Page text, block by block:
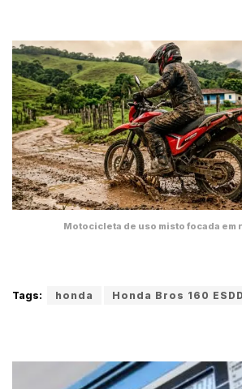
Motocicleta de uso misto focada em
Tags: honda Honda Bros 160 ESDD